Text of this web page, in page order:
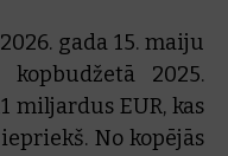
gada 15. maiju
2025.
miljardus EUR, kas
No kopējās